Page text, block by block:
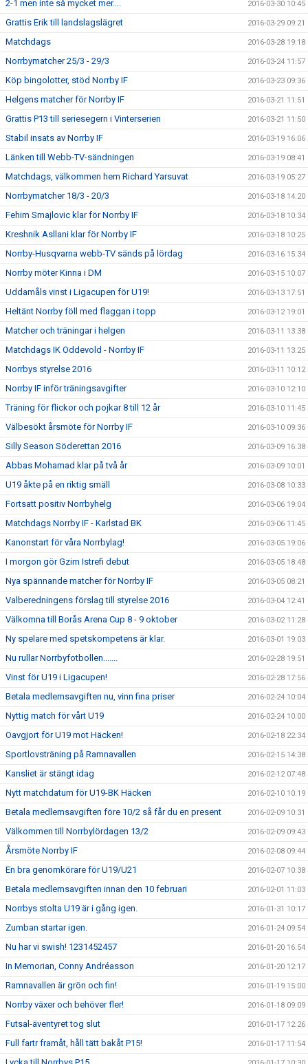
2-1 men inte så mycket mer.... 2016-03-30 10:45
Grattis Erik till landslagslägret 2016-03-29 09:21
Matchdags 2016-03-28 19:18
Norrbymatcher 25/3 - 29/3 2016-03-24 11:57
Köp bingolotter, stöd Norrby IF 2016-03-23 09:36
Helgens matcher för Norrby IF 2016-03-21 11:51
Grattis P13 till seriesegern i Vinterserien 2016-03-21 11:50
Stabil insats av Norrby IF 2016-03-19 16:06
Länken till Webb-TV-sändningen 2016-03-19 08:41
Matchdags, välkommen hem Richard Yarsuvat 2016-03-19 05:27
Norrbymatcher 18/3 - 20/3 2016-03-18 14:20
Fehim Smajlovic klar för Norrby IF 2016-03-18 10:34
Kreshnik Asllani klar för Norrby IF 2016-03-18 10:25
Norrby-Husqvarna webb-TV sänds på lördag 2016-03-16 15:34
Norrby möter Kinna i DM 2016-03-15 10:07
Uddamåls vinst i Ligacupen för U19! 2016-03-13 17:51
Heltänt Norrby föll med flaggan i topp 2016-03-12 19:01
Matcher och träningar i helgen 2016-03-11 13:38
Matchdags IK Oddevold - Norrby IF 2016-03-11 13:25
Norrbys styrelse 2016 2016-03-11 10:12
Norrby IF inför träningsavgifter 2016-03-10 12:10
Träning för flickor och pojkar 8 till 12 år 2016-03-10 11:45
Välbesökt årsmöte för Norrby IF 2016-03-10 09:36
Silly Season Söderettan 2016 2016-03-09 16:38
Abbas Mohamad klar på två år 2016-03-09 10:01
U19 åkte på en riktig smäll 2016-03-08 10:33
Fortsatt positiv Norrbyhelg 2016-03-06 19:04
Matchdags Norrby IF - Karlstad BK 2016-03-06 11:45
Kanonstart för våra Norrbylag! 2016-03-05 19:06
I morgon gör Gzim Istrefi debut 2016-03-05 18:48
Nya spännande matcher för Norrby IF 2016-03-05 08:21
Valberedningens förslag till styrelse 2016 2016-03-04 12:41
Välkomna till Borås Arena Cup 8 - 9 oktober 2016-03-02 11:28
Ny spelare med spetskompetens är klar. 2016-03-01 19:03
Nu rullar Norrbyfotbollen....... 2016-02-28 19:51
Vinst för U19 i Ligacupen! 2016-02-28 17:56
Betala medlemsavgiften nu, vinn fina priser 2016-02-24 10:04
Nyttig match för vårt U19 2016-02-24 10:00
Oavgjort för U19 mot Häcken! 2016-02-18 22:34
Sportlovsträning på Ramnavallen 2016-02-15 14:38
Kansliet är stängt idag 2016-02-12 07:48
Nytt matchdatum för U19-BK Häcken 2016-02-10 10:19
Betala medlemsavgiften före 10/2 så får du en present 2016-02-09 10:31
Välkommen till Norrbylördagen 13/2 2016-02-09 09:43
Årsmöte Norrby IF 2016-02-08 09:44
En bra genomkörare för U19/U21 2016-02-07 10:38
Betala medlemsavgiften innan den 10 februari 2016-02-01 11:03
Norrbys stolta U19 är i gång igen. 2016-01-31 10:17
Zumban startar igen. 2016-01-24 09:54
Nu har vi swish! 1231452457 2016-01-20 16:54
In Memorian, Conny Andréasson 2016-01-20 12:17
Ramnavallen är grön och fin! 2016-01-19 15:00
Norrby växer och behöver fler! 2016-01-18 09:09
Futsal-äventyret tog slut 2016-01-17 12:26
Full fartr framåt, håll tätt bakåt P15! 2016-01-17 11:54